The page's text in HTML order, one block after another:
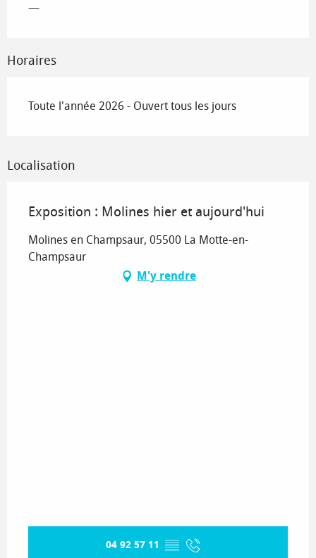
—
Horaires
Toute l'année 2026 - Ouvert tous les jours
Localisation
Exposition : Molines hier et aujourd'hui
Molines en Champsaur, 05500 La Motte-en-
Champsaur
M'y rendre
04 92 57 11 ▒▒